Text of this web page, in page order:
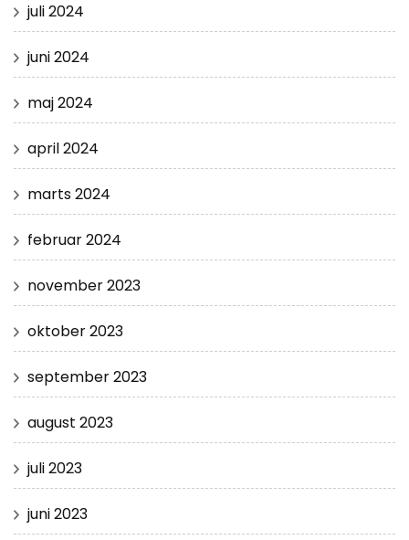
juli 2024
juni 2024
maj 2024
april 2024
marts 2024
februar 2024
november 2023
oktober 2023
september 2023
august 2023
juli 2023
juni 2023